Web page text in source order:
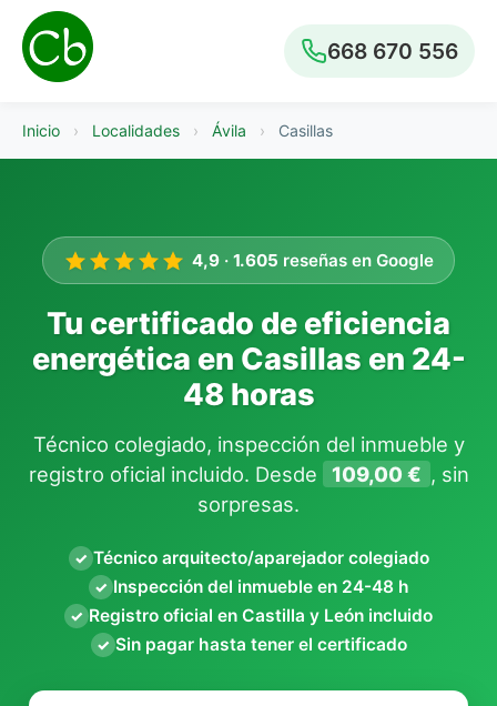
668 670 556
Inicio › Localidades › Ávila › Casillas
4,9 · 1.605 reseñas en Google
Tu certificado de eficiencia
energética en Casillas en 24-
48 horas
Técnico colegiado, inspección del inmueble y
registro oficial incluido. Desde
109,00 € , sin
sorpresas.
✓ Técnico arquitecto/aparejador colegiado
✓ Inspección del inmueble en 24-48 h
✓ Registro oficial en Castilla y León incluido
✓ Sin pagar hasta tener el certificado